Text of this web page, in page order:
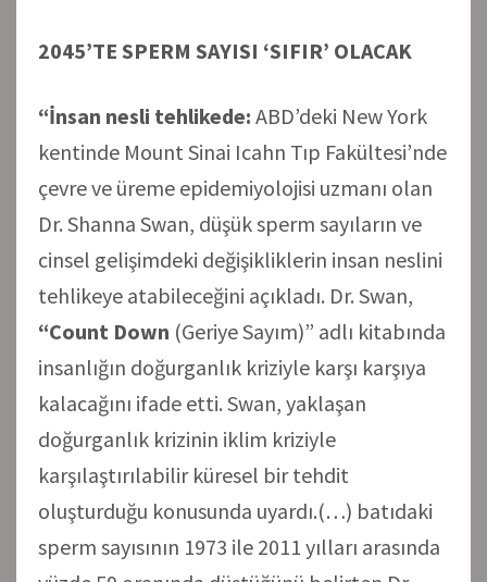
2045’TE SPERM SAYISI ‘SIFIR’ OLACAK
“İnsan nesli tehlikede: ABD’deki New York
kentinde Mount Sinai Icahn Tıp Fakültesi’nde
çevre ve üreme epidemiyolojisi uzmanı olan
Dr. Shanna Swan, düşük sperm sayıların ve
cinsel gelişimdeki değişikliklerin insan neslini
tehlikeye atabileceğini açıkladı. Dr. Swan,
“Count Down (Geriye Sayım)” adlı kitabında
insanlığın doğurganlık kriziyle karşı karşıya
kalacağını ifade etti. Swan, yaklaşan
doğurganlık krizinin iklim kriziyle
karşılaştırılabilir küresel bir tehdit
oluşturduğu konusunda uyardı.(…) batıdaki
sperm sayısının 1973 ile 2011 yılları arasında